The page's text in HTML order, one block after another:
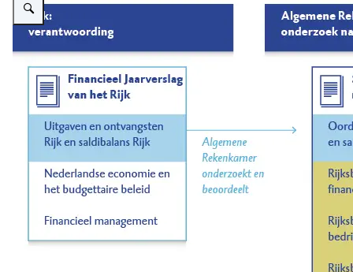
Tekst: De Algemene Rekenkamer controleert de
Beeld: We zien 3 formulieren in beeld
in het midden van het beeld verschijnt de tekst
Tekst: of burgers waar krijgen voor hun geld.
Beeld: We zien een icoon van een grafiek, een
portemonnee in beeld verschijnen. Daar onder
geld’.
Beeld: We zien 3 bolletjes met daar in 3